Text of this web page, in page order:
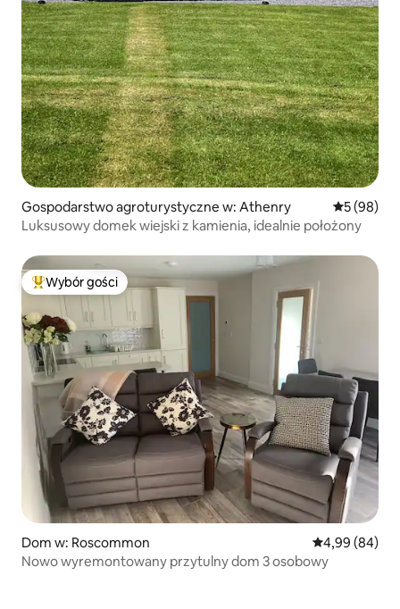
Gospodarstwo agroturystyczne w: Athenry Średnia
5 (98)
Luksusowy domek wiejski z kamienia, idealnie położony
Najpopularniejsze z kategorii Wybór gości
Wybór gości
Dom w: Roscommon Średnia
4,99 (84)
Nowo wyremontowany przytulny dom 3 osobowy